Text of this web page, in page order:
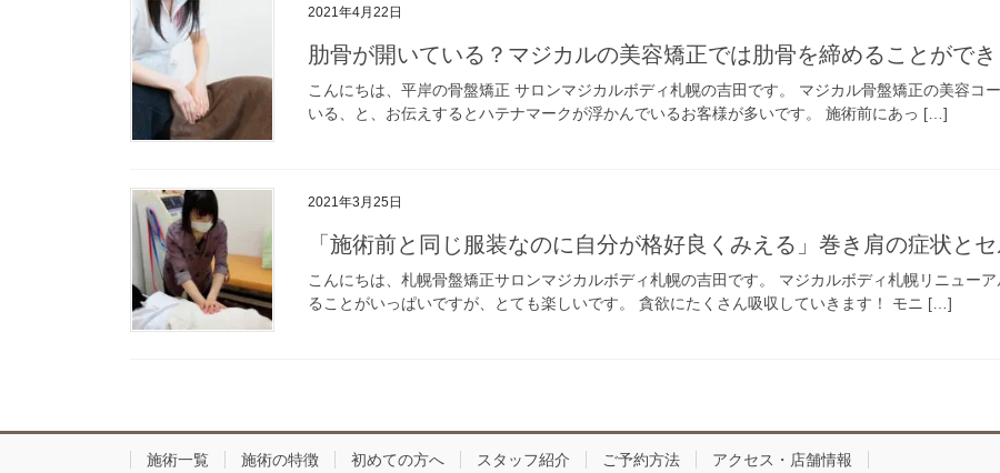
2021年4月22日
肋骨が開いている？マジカルの美容矯正では肋骨を締めることがで
こんにちは、平岸の骨盤矯正 サロンマジカルボディ札幌の吉田です。 マジカル骨盤矯正の美容コ
いる、と、お伝えするとハテナマークが浮かんでいるお客様が多いです。 施術前にあっ […]
2021年3月25日
「施術前と同じ服装なのに自分が格好良くみえる」巻き肩の症状と
こんにちは、札幌骨盤矯正サロンマジカルボディ札幌の吉田です。 マジカルボディ札幌リニュー
ることがいっぱいですが、とても楽しいです。 貪欲にたくさん吸収していきます！ モニ […]
施術一覧 施術の特徴 初めての方へ スタッフ紹介 ご予約方法 アクセス・店舗情報